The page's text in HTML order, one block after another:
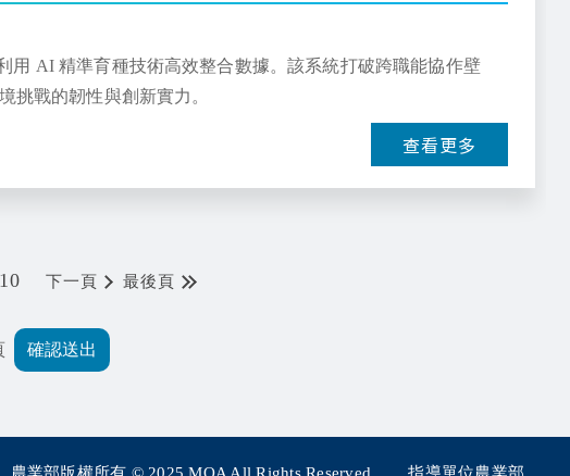
用 AI 精準育種技術高效整合數據。該系統打破跨職能協作壁
挑戰的韌性與創新實力。
查看更多
10 下一頁 最後頁